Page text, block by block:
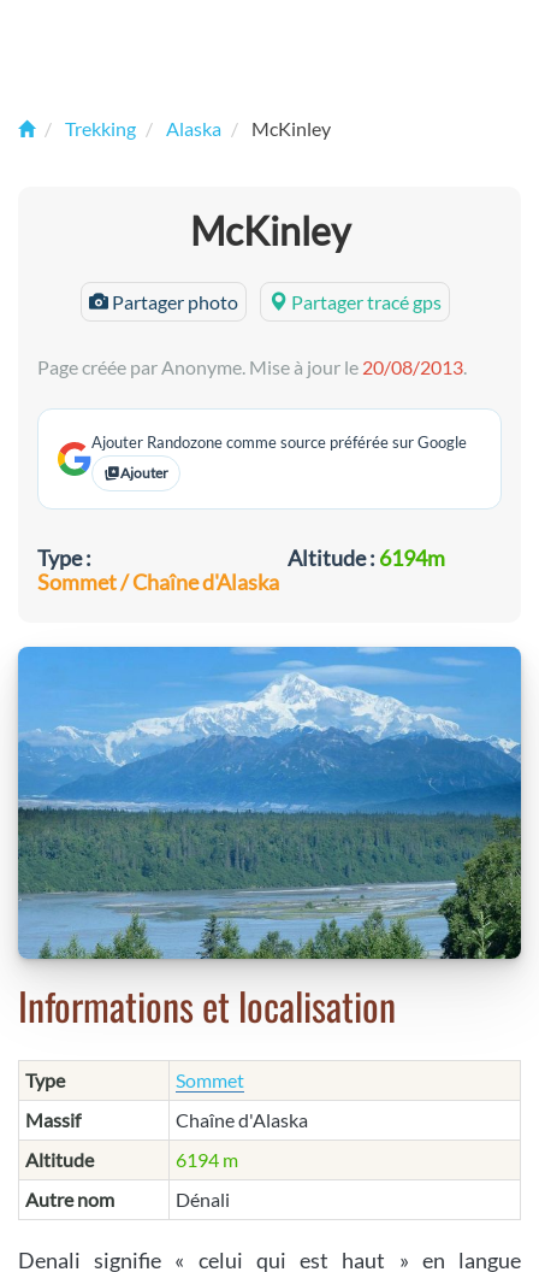
Trekking Alaska McKinley
McKinley
Partager photo Partager tracé gps
Page créée par Anonyme. Mise à jour le 20/08/2013.
Ajouter Randozone comme source préférée sur Google
Ajouter
Type :
Sommet / Chaîne d'Alaska
Altitude : 6194m
Informations et localisation
Type
Sommet
Massif
Chaîne d'Alaska
Altitude
6194 m
Autre nom
Dénali
Denali signifie « celui qui est haut » en langue